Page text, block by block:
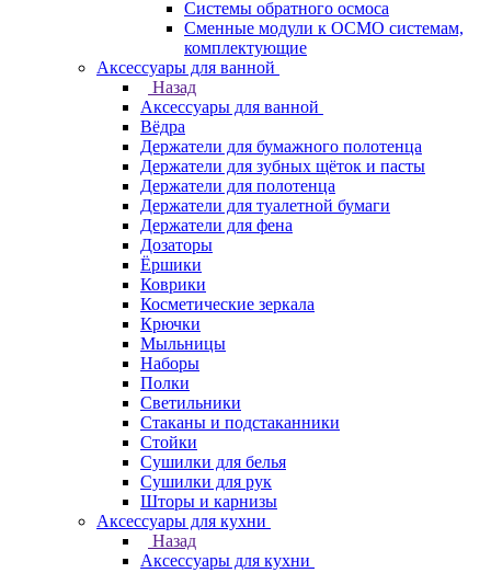
Системы обратного осмоса
Сменные модули к ОСМО системам,
комплектующие
Аксессуары для ванной
Назад
Аксессуары для ванной
Вёдра
Держатели для бумажного полотенца
Держатели для зубных щёток и пасты
Держатели для полотенца
Держатели для туалетной бумаги
Держатели для фена
Дозаторы
Ёршики
Коврики
Косметические зеркала
Крючки
Мыльницы
Наборы
Полки
Светильники
Стаканы и подстаканники
Стойки
Сушилки для белья
Сушилки для рук
Шторы и карнизы
Аксессуары для кухни
Назад
Аксессуары для кухни